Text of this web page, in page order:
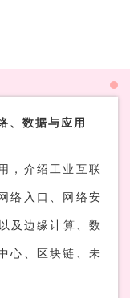
、数据与应用
，介绍工业互联
络入口、网络安
及边缘计算、数
心、区块链、未